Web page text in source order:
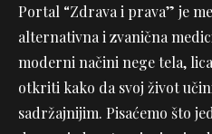
Portal “Zdrava i prava” je
alternativna i zvanična
moderni načini nege tela,
otkriti kako da svoj život
sadržajnijim. Pisaćemo što